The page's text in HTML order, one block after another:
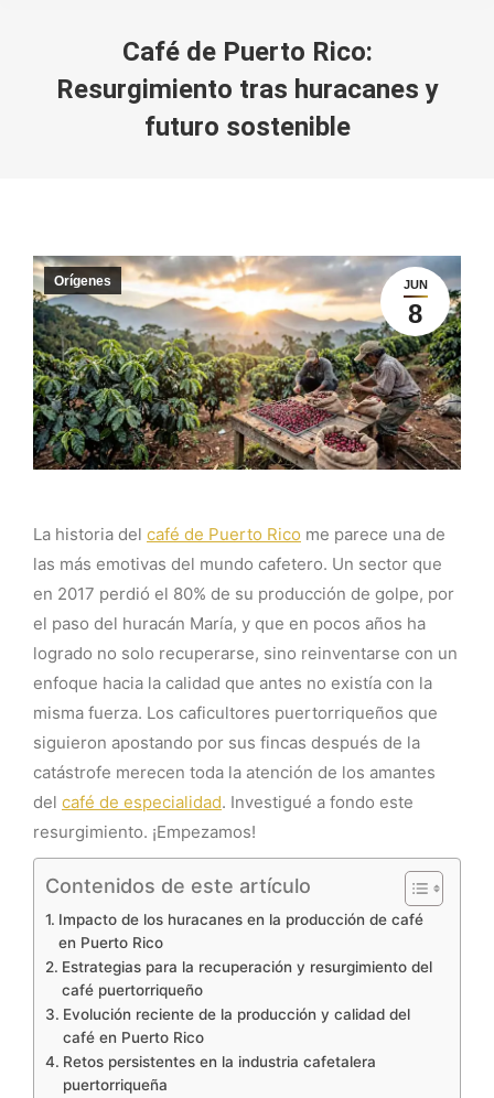
Café de Puerto Rico:
Resurgimiento tras huracanes y
futuro sostenible
JUN
8
Orígenes
La historia del café de Puerto Rico me parece una de
las más emotivas del mundo cafetero. Un sector que
en 2017 perdió el 80% de su producción de golpe, por
el paso del huracán María, y que en pocos años ha
logrado no solo recuperarse, sino reinventarse con un
enfoque hacia la calidad que antes no existía con la
misma fuerza. Los caficultores puertorriqueños que
siguieron apostando por sus fincas después de la
catástrofe merecen toda la atención de los amantes
del café de especialidad. Investigué a fondo este
resurgimiento. ¡Empezamos!
Contenidos de este artículo
Impacto de los huracanes en la producción de café
en Puerto Rico
Estrategias para la recuperación y resurgimiento del
café puertorriqueño
Evolución reciente de la producción y calidad del
café en Puerto Rico
Retos persistentes en la industria cafetalera
puertorriqueña